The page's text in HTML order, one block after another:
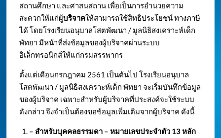
สถานศึกษา และศาสนสถาน เพื่อเป็นการอำนวยความ
สะดวกให้แก่ผู้บริจาคให้สามารถใช้สิทธิประโยชน์ ทางภาษี
ได้ โดยโรงเรียนอนุบาลโสตพัฒนา / มูลนิธิสงเคราะห์เด็ก
พัทยา มีหน้าที่ส่งข้อมูลของผู้บริจาคผ่านระบบ
อิเล็กทรอนิกส์ให้แก่กรมสรรพากร
ตั้งแต่เดือนกรกฎาคม 2561 เป็นต้นไป โรงเรียนอนุบาล
โสตพัฒนา / มูลนิธิสงเคราะห์เด็ก พัทยา จะเริ่มบันทึกข้อมูล
ของผู้บริจาค เฉพาะสำหรับผู้บริจาคที่ประสงค์จะใช้ระบบ
ดังกล่าว จึงจำเป็นต้องขอข้อมูลเพิ่มเติมจากผู้บริจาค ดังนี้
– สำหรับบุคคลธรรมดา – หมายเลขประจำตัว 13 หลัก